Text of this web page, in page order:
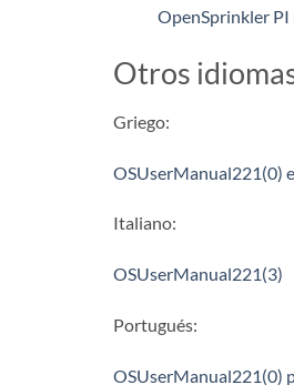
OpenSprinkler PI
Otros
Griego:
OSUserManual221(0)
Italiano:
OSUserManual221(3)
Portugués:
OSUserManual221(0)